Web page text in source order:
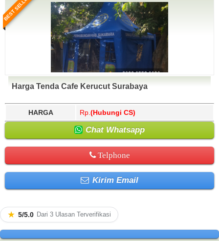
BEST SELLER
Harga Tenda Cafe Kerucut Surabaya
HARGA Rp. (Hubungi CS)
Chat Whatsapp
Telphone
Kirim Email
★ 5/5.0 Dari 3 Ulasan Terverifikasi